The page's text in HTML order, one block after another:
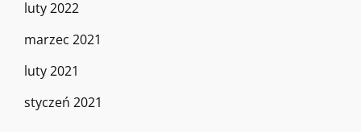
luty 2022
marzec 2021
luty 2021
styczeń 2021